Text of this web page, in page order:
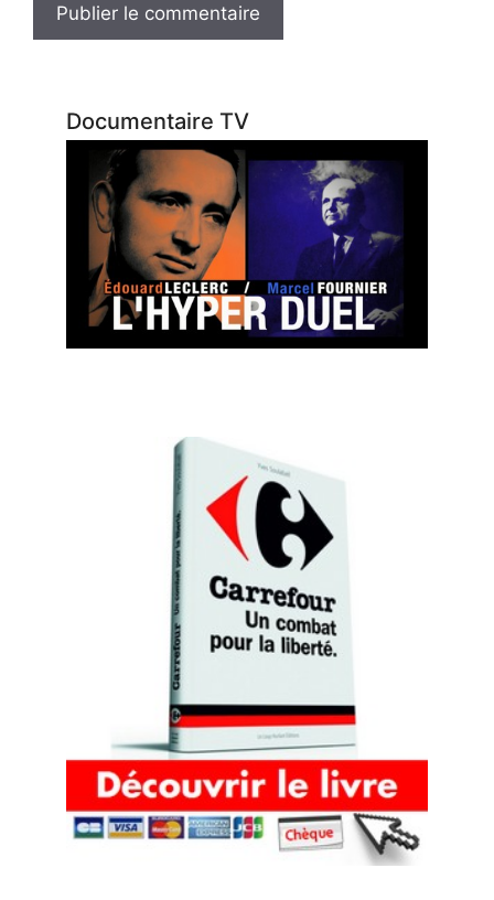
Documentaire TV